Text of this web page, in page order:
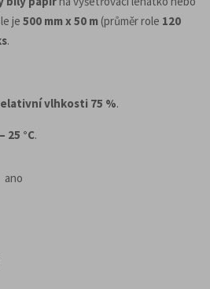
je 500 mm x 50 m (průměr role 120
.
vlhkosti 75 %.
25 °C.
ano